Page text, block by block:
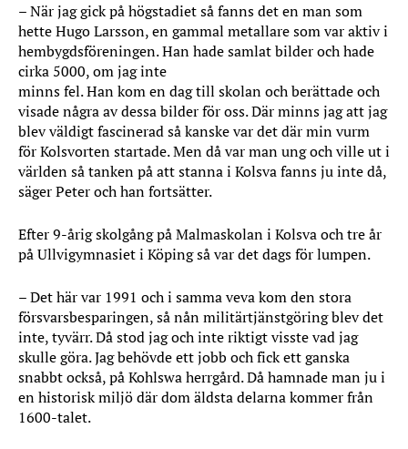
– När jag gick på högstadiet så fanns det en man som
hette Hugo Larsson, en gammal metallare som var aktiv i
hembygdsföreningen. Han hade samlat bilder och hade
cirka 5000, om jag inte
minns fel. Han kom en dag till skolan och berättade och
visade några av dessa bilder för oss. Där minns jag att jag
blev väldigt fascinerad så kanske var det där min vurm
för Kolsvorten startade. Men då var man ung och ville ut i
världen så tanken på att stanna i Kolsva fanns ju inte då,
säger Peter och han fortsätter.
Efter 9-årig skolgång på Malmaskolan i Kolsva och tre år
på Ullvigymnasiet i Köping så var det dags för lumpen.
– Det här var 1991 och i samma veva kom den stora
försvarsbesparingen, så nån militärtjänstgöring blev det
inte, tyvärr. Då stod jag och inte riktigt visste vad jag
skulle göra. Jag behövde ett jobb och fick ett ganska
snabbt också, på Kohlswa herrgård. Då hamnade man ju i
en historisk miljö där dom äldsta delarna kommer från
1600-talet.